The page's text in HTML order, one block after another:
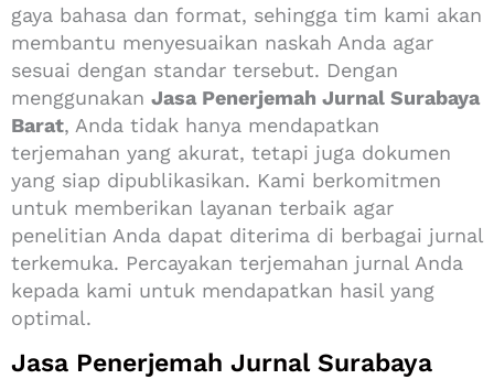
gaya bahasa dan format, sehingga tim kami akan
membantu menyesuaikan naskah Anda agar
sesuai dengan standar tersebut. Dengan
menggunakan Jasa Penerjemah Jurnal Surabaya
Barat, Anda tidak hanya mendapatkan
terjemahan yang akurat, tetapi juga dokumen
yang siap dipublikasikan. Kami berkomitmen
untuk memberikan layanan terbaik agar
penelitian Anda dapat diterima di berbagai jurnal
terkemuka. Percayakan terjemahan jurnal Anda
kepada kami untuk mendapatkan hasil yang
optimal.
Jasa Penerjemah Jurnal Surabaya